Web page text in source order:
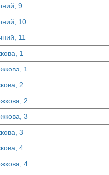
9
10
11
1
1
2
2
3
3
4
4